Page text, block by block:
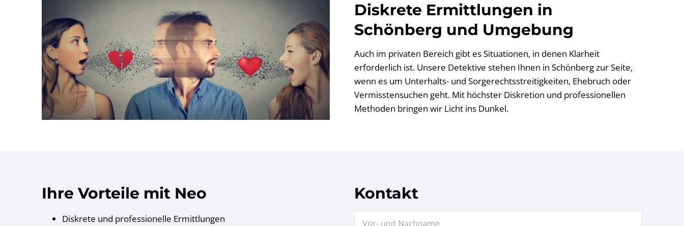
Diskrete Ermittlungen in
Schönberg und Umgebung
Auch im privaten Bereich gibt es Situationen, in denen Klarheit
erforderlich ist. Unsere Detektive stehen Ihnen in Schönberg zur Seite,
wenn es um Unterhalts- und Sorgerechtsstreitigkeiten, Ehebruch oder
Vermisstensuchen geht. Mit höchster Diskretion und professionellen
Methoden bringen wir Licht ins Dunkel.
Ihre Vorteile mit Neo
Diskrete und professionelle Ermittlungen
Kontakt